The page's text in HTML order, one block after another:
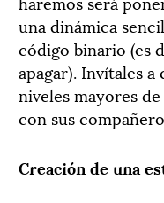
una dinámica
código binario (es
apagar). Invítales
niveles mayores
con sus
Creación de una